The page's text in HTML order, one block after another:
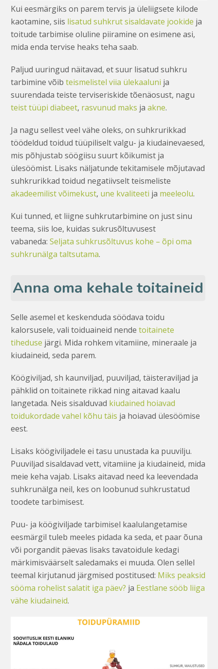
Kui eesmärgiks on parem tervis ja üleliigsete kilode
kaotamine, siis lisatud suhkrut sisaldavate jookide ja
toitude tarbimise oluline piiramine on esimene asi,
mida enda tervise heaks teha saab.
Paljud uuringud näitavad, et suur lisatud suhkru
tarbimine võibteismelistel viia ülekaaluni ja
suurendada teiste terviseriskide tõenäosust, nagu
teist tüüpi diabeet, rasvunud maks jaakne.
Ja nagu sellest veel vähe oleks, on suhkrurikkad
töödeldud toidud tüüpiliselt valgu- ja kiudainevaesed,
mis põhjustab söögiisu suurt kõikumist ja
ülesöömist. Lisaks näljatunde tekitamisele mõjutavad
suhkrurikkad toidud negatiivselt teismeliste
akadeemilist võimekust, une kvaliteeti ja meeleolu.
Kui tunned, et liigne suhkrutarbimine on just sinu
teema, siis loe, kuidas sukrusõltuvusest
vabaneda:Seljata suhkrusõltuvus kohe – õpi oma
suhkrunälga taltsutama.
Anna oma kehale toitaineid
Selle asemel et keskenduda söödava toidu
kalorsusele, vali toiduaineid nendetoitainete
tiheduse järgi. Mida rohkem vitamiine, mineraale ja
kiudaineid, seda parem.
Köögiviljad, sh kaunviljad, puuviljad, täisteraviljad ja
pähklid on toitainete rikkad ning aitavad kaalu
langetada. Neis sisalduvad kiudained hoiavad
toidukordade vahel kõhu täis ja hoiavad ülesöömise
eest.
Lisaks köögiviljadele ei tasu unustada ka puuvilju.
Puuviljad sisaldavad vett, vitamiine ja kiudaineid, mida
meie keha vajab. Lisaks aitavad need ka leevendada
suhkrunälga neil, kes on loobunud suhkrustatud
toodete tarbimisest.
Puu- ja köögiviljade tarbimisel kaalulangetamise
eesmärgil tuleb meeles pidada ka seda, et paar õuna
või porgandit päevas lisaks tavatoidule kedagi
märkimisväärselt saledamaks ei muuda. Olen sellel
teemal kirjutanud järgmised postitused: Miks peaksid
sööma rohelist salatit iga päev? ja Eestlane sööb liiga
vähe kiudaineid.